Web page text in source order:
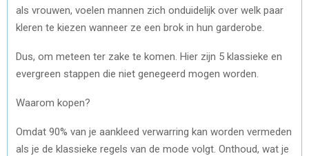
als vrouwen, voelen mannen zich onduidelijk over welk paar
kleren te kiezen wanneer ze een brok in hun garderobe.
Dus, om meteen ter zake te komen. Hier zijn 5 klassieke en
evergreen stappen die niet genegeerd mogen worden.
Waarom kopen?
Omdat 90% van je aankleed verwarring kan worden vermeden
als je de klassieke regels van de mode volgt. Onthoud, wat je